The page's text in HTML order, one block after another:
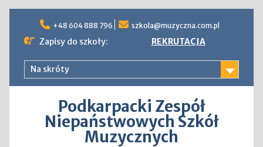
content
+48 604 888 796 szkola@muzyczna.com.pl
Zapisy do szkoły: REKRUTACJA
Na skróty
Podkarpacki Zespół
Niepaństwowych Szkół
Muzycznych